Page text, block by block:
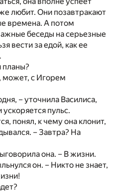
любит. Они позавтракают
времена. А потом
беседы на серьезные
вести за едой, как ее
планы?
может, с Игорем
– уточнила Василиса,
ускоряется пульс.
понял, к чему она клонит,
– Завтра? На
она. – В жизни.
он. – Никто не знает,